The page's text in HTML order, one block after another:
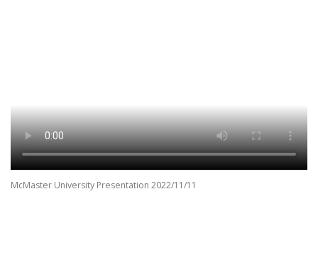
McMaster University Presentation 2022/11/11